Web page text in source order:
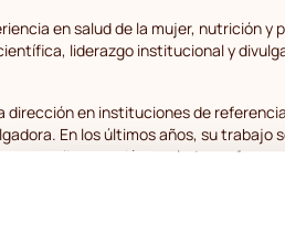
en salud de la mujer, nutrición y
liderazgo institucional y
dirección en instituciones de
En los últimos años, su trabajo
entre alimentación y salud, con foco
la nutrición en la calidad de vida. Es
trabaja como asesora y consultora
científica.